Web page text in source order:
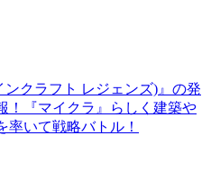
ンクラフト レジェンズ)』の発
！『マイクラ』らしく建築や
率いて戦略バトル！